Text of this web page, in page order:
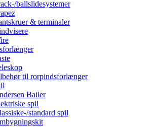
ballslidesystemer
& terminaler
til rorpindsforlænger
Bailer
spil
standard spil